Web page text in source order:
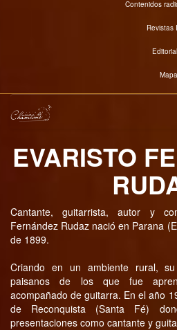
Contenidos
Revistas
Mapa
EVARISTO
Cantante, guitarrista, autor y
Fernández Rudaz nació en Parana
de 1899.
Criando en un ambiente rural,
paisanos de los que fue
acompañado de guitarra. En el año
de Reconquista (Santa Fé)
presentaciones como cantante y